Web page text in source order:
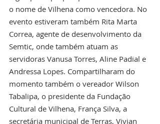
o nome de Vilhena como vencedora. No
evento estiveram também Rita Marta
Correa, agente de desenvolvimento da
Semtic, onde também atuam as
servidoras Vanusa Torres, Aline Padial e
Andressa Lopes. Compartilharam do
momento também o vereador Wilson
Tabalipa, o presidente da Fundação
Cultural de Vilhena, França Silva, a
secretária municipal de Terras, Vivian